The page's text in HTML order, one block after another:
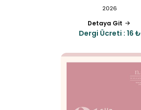
2026
Detaya Git
Dergi Ücreti : 16 ₺